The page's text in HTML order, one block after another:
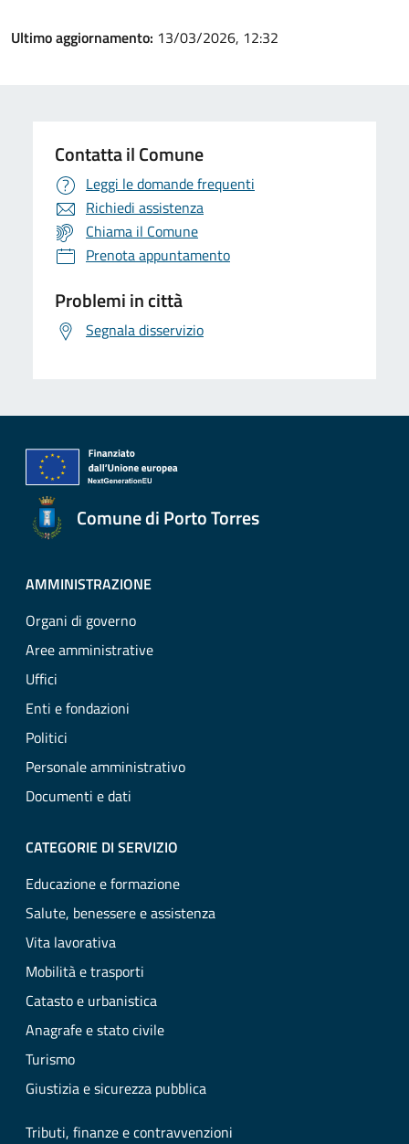
Ultimo aggiornamento: 13/03/2026, 12:32
Contatta il Comune
Leggi le domande frequenti
Richiedi assistenza
Chiama il Comune
Prenota appuntamento
Problemi in città
Segnala disservizio
Comune di Porto Torres
AMMINISTRAZIONE
Organi di governo
Aree amministrative
Uffici
Enti e fondazioni
Politici
Personale amministrativo
Documenti e dati
CATEGORIE DI SERVIZIO
Educazione e formazione
Salute, benessere e assistenza
Vita lavorativa
Mobilità e trasporti
Catasto e urbanistica
Anagrafe e stato civile
Turismo
Giustizia e sicurezza pubblica
Tributi, finanze e contravvenzioni